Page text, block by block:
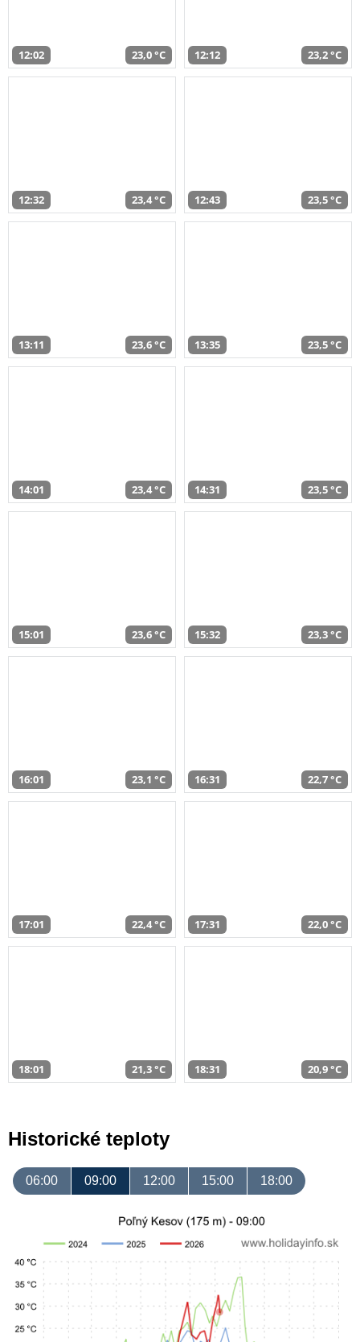
12:02 23,0 °C 12:12 23,2 °C
12:32 23,4 °C 12:43 23,5 °C
13:11 23,6 °C 13:35 23,5 °C
14:01 23,4 °C 14:31 23,5 °C
15:01 23,6 °C 15:32 23,3 °C
16:01 23,1 °C 16:31 22,7 °C
17:01 22,4 °C 17:31 22,0 °C
18:01 21,3 °C 18:31 20,9 °C
Historické teploty
06:00 09:00 12:00 15:00 18:00